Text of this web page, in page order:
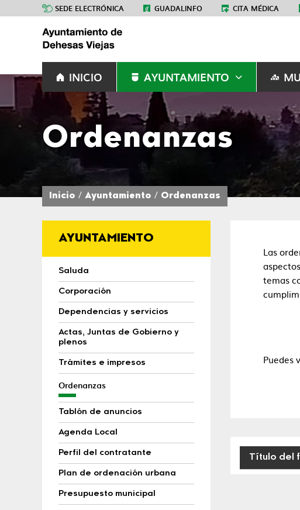
SEDE ELECTRÓNICA GUADALINFO CITA MÉDICA
INICIO AYUNTAMIENTO
Ordenanzas
Inicio Ayuntamiento Ordenanzas
AYUNTAMIENTO
Saluda
Corporación
Dependencias y servicios
Actas, Juntas de Gobierno y
plenos
Trámites e impresos
Ordenanzas
Tablón de anuncios
Agenda Local
Perfil del contratante
Plan de ordenación urbana
Presupuesto municipal
Las
temas
Puedes
Título del